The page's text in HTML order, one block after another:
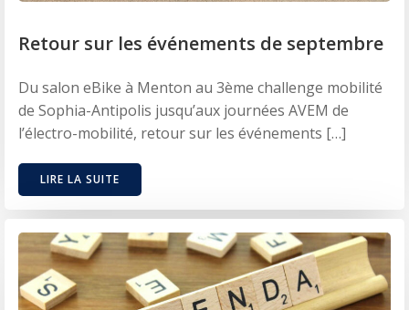
Retour sur les événements de septembre
Du salon eBike à Menton au 3ème challenge mobilité
de Sophia-Antipolis jusqu’aux journées AVEM de
l’électro-mobilité, retour sur les événements […]
LIRE LA SUITE